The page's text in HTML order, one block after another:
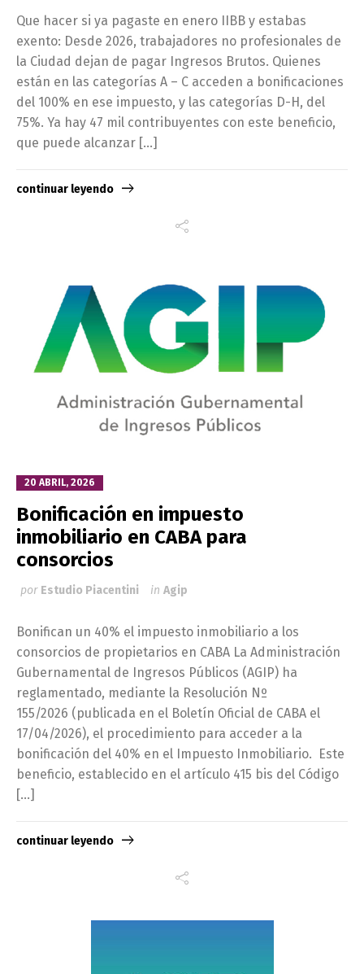
Que hacer si ya pagaste en enero IIBB y estabas
exento: Desde 2026, trabajadores no profesionales de
la Ciudad dejan de pagar Ingresos Brutos. Quienes
están en las categorías A – C acceden a bonificaciones
del 100% en ese impuesto, y las categorías D-H, del
75%. Ya hay 47 mil contribuyentes con este beneficio,
que puede alcanzar […]
continuar leyendo
20 ABRIL, 2026
Bonificación en impuesto
inmobiliario en CABA para
consorcios
por Estudio Piacentini in Agip
Bonifican un 40% el impuesto inmobiliario a los
consorcios de propietarios en CABA La Administración
Gubernamental de Ingresos Públicos (AGIP) ha
reglamentado, mediante la Resolución Nº
155/2026 (publicada en el Boletín Oficial de CABA el
17/04/2026), el procedimiento para acceder a la
bonificación del 40% en el Impuesto Inmobiliario. Este
beneficio, establecido en el artículo 415 bis del Código
[…]
continuar leyendo